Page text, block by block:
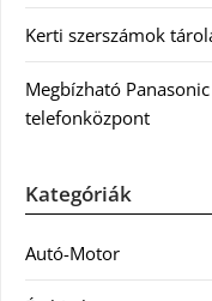
Kerti szerszámok
Megbízható
telefonközpont
Kategóriák
Autó-Motor